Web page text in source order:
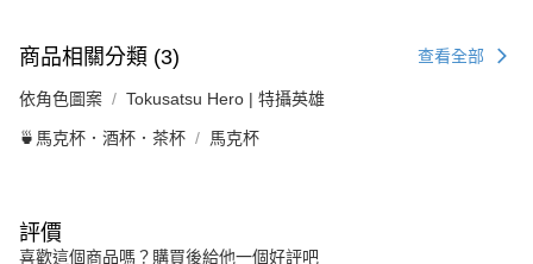
商品相關分類 (3) 查看全部
依角色圖案 Tokusatsu Hero | 特攝英雄
🍵馬克杯．酒杯．茶杯 馬克杯
評價
喜歡這個商品嗎？購買後給他一個好評吧